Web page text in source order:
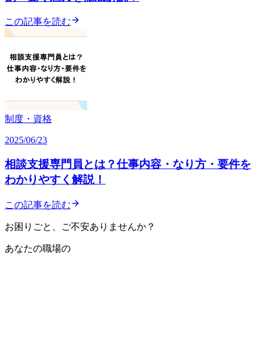
この記事を読む
制度・資格
2025/06/23
相談支援専門員とは？仕事内容・なり方・要件を
わかりやすく解説！
この記事を読む
お困りごと、ご不安ありませんか？
あなたの職場の